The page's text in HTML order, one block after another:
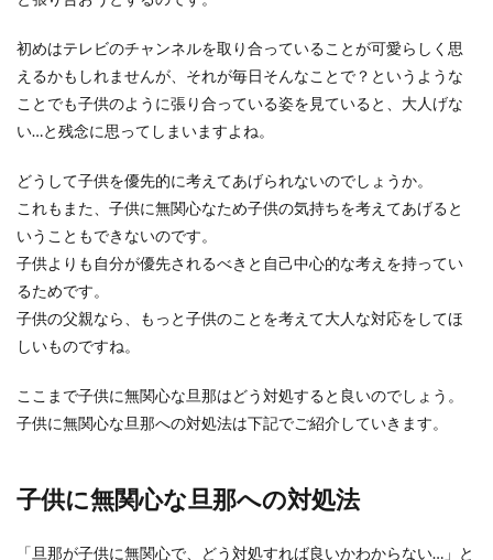
初めはテレビのチャンネルを取り合っていることが可愛らしく思
えるかもしれませんが、それが毎日そんなことで？というような
ことでも子供のように張り合っている姿を見ていると、大人げな
い…と残念に思ってしまいますよね。
どうして子供を優先的に考えてあげられないのでしょうか。
これもまた、子供に無関心なため子供の気持ちを考えてあげると
いうこともできないのです。
子供よりも自分が優先されるべきと自己中心的な考えを持ってい
るためです。
子供の父親なら、もっと子供のことを考えて大人な対応をしてほ
しいものですね。
ここまで子供に無関心な旦那はどう対処すると良いのでしょう。
子供に無関心な旦那への対処法は下記でご紹介していきます。
子供に無関心な旦那への対処法
「旦那が子供に無関心で、どう対処すれば良いかわからない…」と